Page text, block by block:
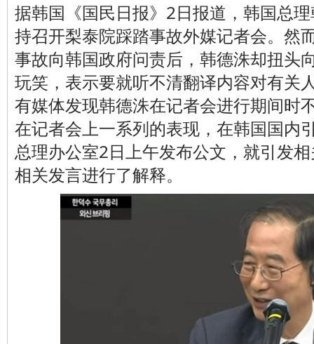
据韩国《国民日报》2日报道，韩国总
持召开梨泰院踩踏事故外媒记者会。然
事故向韩国政府问责后，韩德洙却扭头
玩笑，表示要就听不清翻译内容对有关
有媒体发现韩德洙在记者会进行期间时
在记者会上一系列的表现，在韩国国内
总理办公室2日上午发布公文，就引发
相关发言进行了解释。